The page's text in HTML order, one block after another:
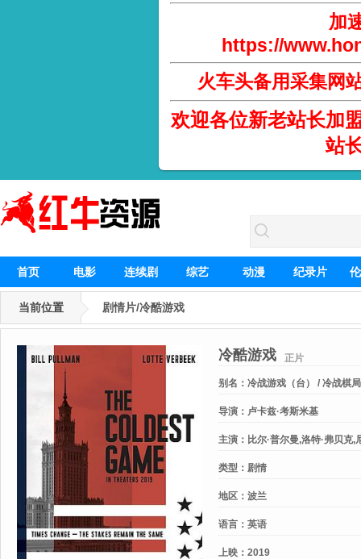
加
https://
火车头备用采集网
欢迎各位新老站长加
站
首页 电影 连续剧 综艺 动漫 纪录片
当前位置 剧情片/冷酷游戏
冷酷游戏 正片
别名： 冷战游戏（台） / 冷战棋
导演： 卢卡兹·考斯米基
主演： 比尔·普尔曼,洛特·弗贝克,
娜·波扎斯卡,叶甫根尼·希迪金,大
普·戈斯,Martin,Budny,简·朱雷
基,米洛斯拉夫·奥茨科斯,彼得·
类型： 剧情
地区： 波兰
语言： 英语
上映： 2019